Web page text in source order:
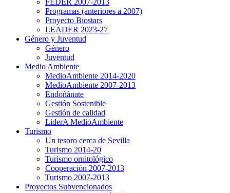
FEDER 2007-2013
Programas (anteriores a 2007)
Proyecto Biostars
LEADER 2023-27
Género y Juventud
Género
Juventud
Medio Ambiente
MedioAmbiente 2014-2020
MedioAmbiente 2007-2013
Endoñánate
Gestión Sostenible
Gestión de calidad
LiderA MedioAmbiente
Turismo
Un tesoro cerca de Sevilla
Turismo 2014-20
Turismo ornitológico
Cooperación 2007-2013
Turismo 2007-2013
Proyectos Subvencionados